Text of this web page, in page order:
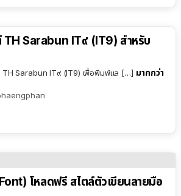
TH Sarabun IT๙ (IT9) สำหรับ
TH Sarabun IT๙ (IT9) เพื่อพิมพ์แล […] มากกว่า
โหลดฟรี สไตล์ตัวเขียนลายมือ